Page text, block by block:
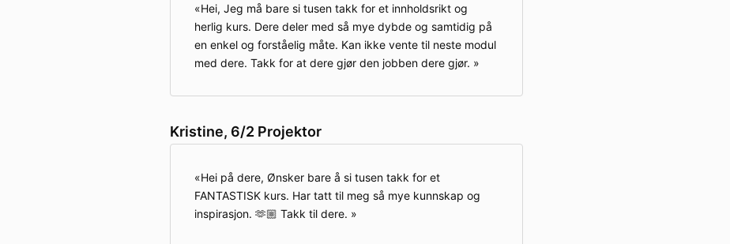
Hei, Jeg må bare si tusen takk for et innholdsrikt og
herlig kurs. Dere deler med så mye dybde og samtidig på
en enkel og forståelig måte. Kan ikke vente til neste modul
med dere. Takk for at dere gjør den jobben dere gjør.
Kristine, 6/2 Projektor
Hei på dere, Ønsker bare å si tusen takk for et
FANTASTISK kurs. Har tatt til meg så mye kunnskap og
inspirasjon. 🫶🏼 Takk til dere.